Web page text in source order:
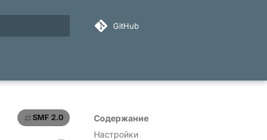
GitHub
Содержание
Настройки
SMF 2.0